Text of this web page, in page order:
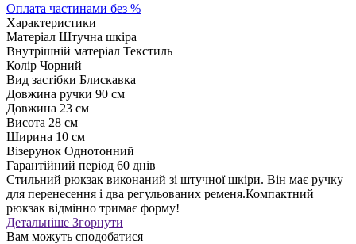
Оплата частинами без %
Характеристики
Матеріал Штучна шкіра
Внутрішній матеріал Текстиль
Колір Чорний
Вид застібки Блискавка
Довжина ручки 90 см
Довжина 23 см
Висота 28 см
Ширина 10 см
Візерунок Однотонний
Гарантійний період 60 днів
Стильний рюкзак виконаний зі штучної шкіри. Він має ручку
для перенесення і два регульованих ременя.Компактний
рюкзак відмінно тримає форму!
Детальніше Згорнути
Вам можуть сподобатися